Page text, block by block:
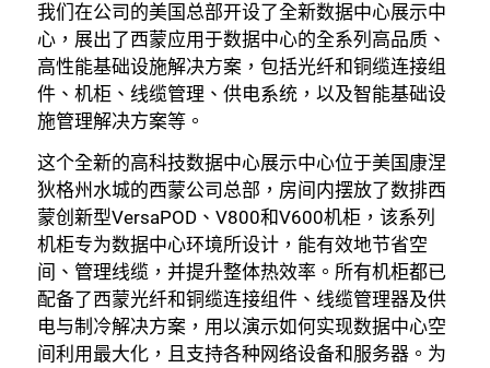
我们在公司的美国总部开设了全新数据中心展示中
心，展出了西蒙应用于数据中心的全系列高品质、
高性能基础设施解决方案，包括光纤和铜缆连接组
件、机柜、线缆管理、供电系统，以及智能基础设
施管理解决方案等。
这个全新的高科技数据中心展示中心位于美国康涅
狄格州水城的西蒙公司总部，房间内摆放了数排西
蒙创新型VersaPOD、V800和V600机柜，该系列
机柜专为数据中心环境所设计，能有效地节省空
间、管理线缆，并提升整体热效率。所有机柜都已
配备了西蒙光纤和铜缆连接组件、线缆管理器及供
电与制冷解决方案，用以演示如何实现数据中心空
间利用最大化，且支持各种网络设备和服务器。为